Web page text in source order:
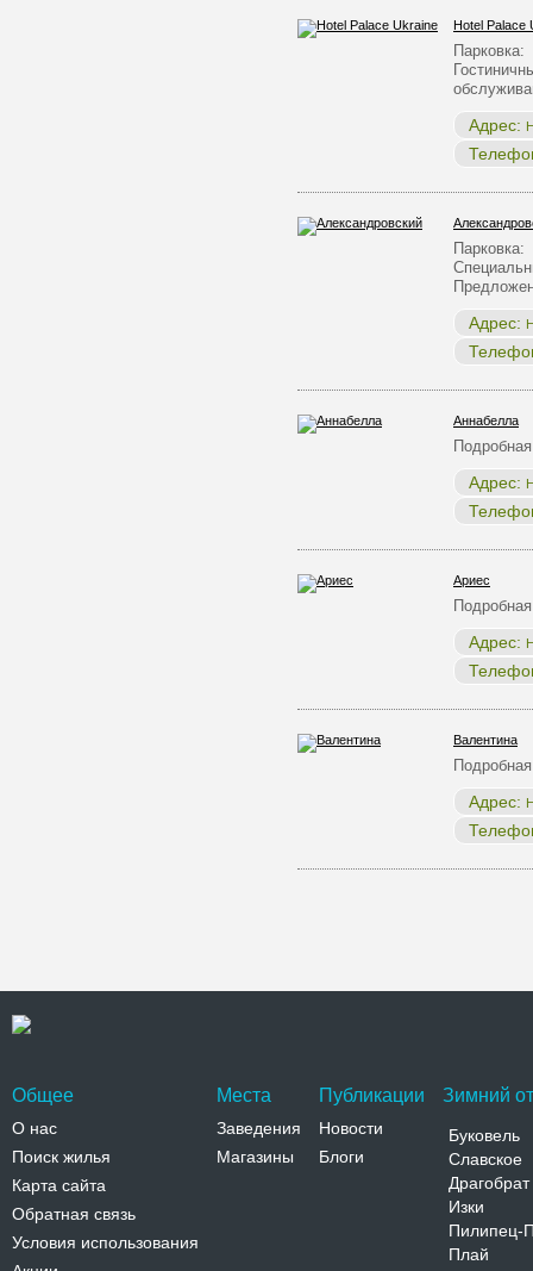
Hotel Palace
Адрес:
Адрес:
Аннабелла
Адрес:
Ариес
Адрес:
Валентина
Адрес:
Общее
О нас
Поиск жилья
Карта сайта
Обратная связь
Условия использования
Места
Заведения
Магазины
Публикации
Новости
Блоги
Зимний
Буковель
Славское
Драгобрат
Изки
Пилипец-
Плай